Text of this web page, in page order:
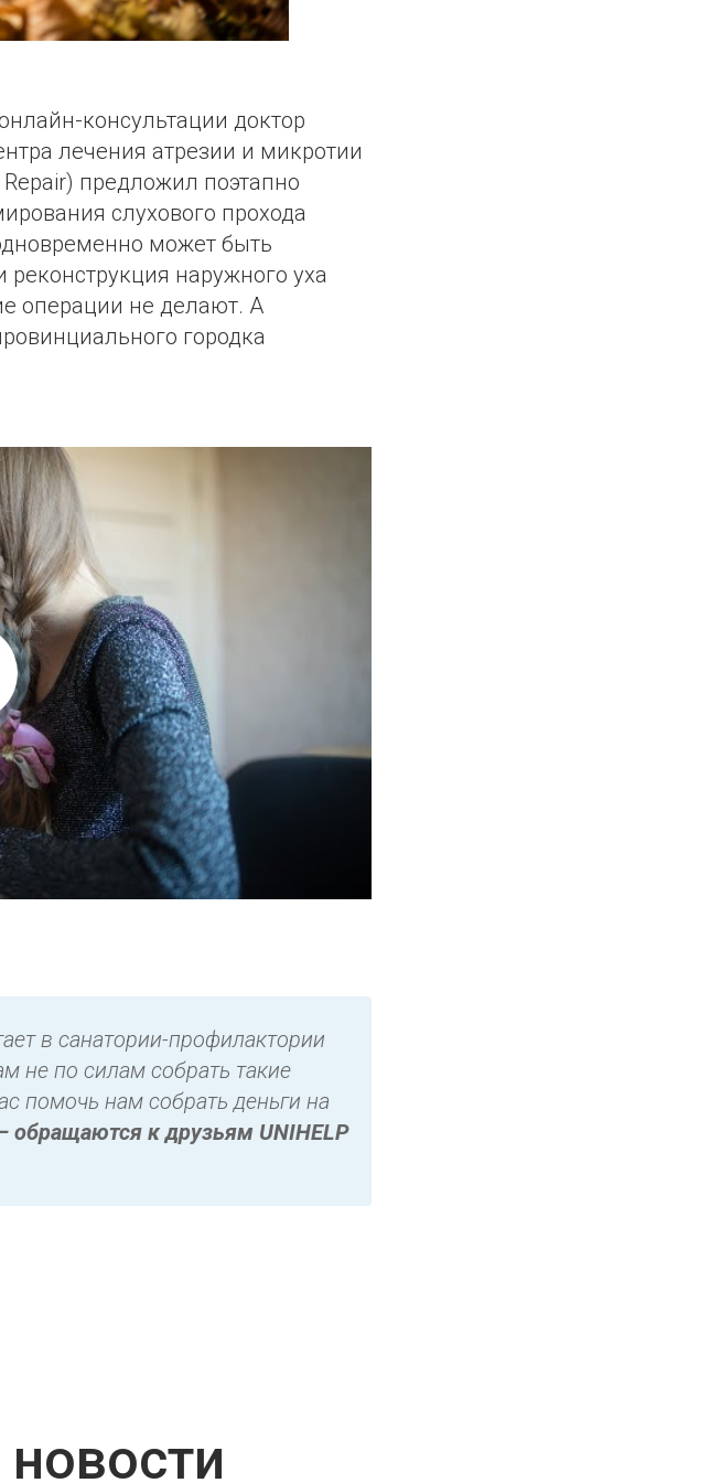
консультации доктор
лечения атрезии и микротии
предложил поэтапно
слухового прохода
может быть
наружного уха
операции не делают. А
городка
в санатории-профилактории
не по силам собрать такие
помочь нам собрать деньги на
обращаются к друзьям UNIHELP